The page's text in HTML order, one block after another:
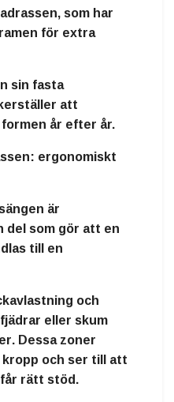
, som har
för extra
sin fasta
att
år efter år.
ergonomiskt
är
del som gör att en
till en
och
eller skum
. Dessa zoner
och ser till att
rätt stöd.